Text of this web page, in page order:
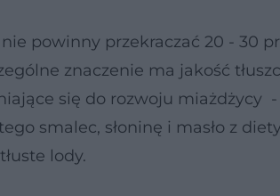
powinny przekraczać 20 - 30
znaczenie ma jakość
się do rozwoju miażdżycy -
smalec, słoninę i masło z
lody.